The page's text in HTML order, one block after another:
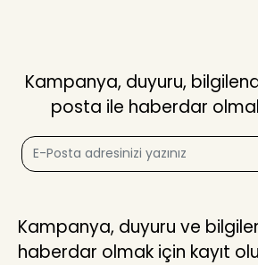
Kampanya, duyuru,
posta ile haberdar
Kampanya, duyuru ve
haberdar olmak için kayıt